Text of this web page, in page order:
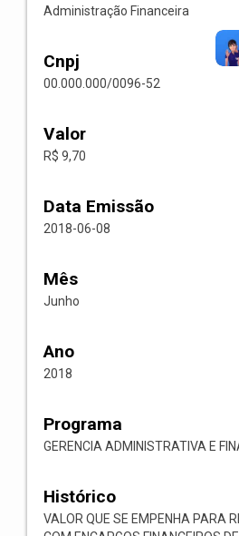
Administração Financeira
Cnpj
00.000.000/0096-52
Valor
R$ 9,70
Data Emissão
2018-06-08
Mês
Junho
Ano
2018
Programa
GERENCIA ADMINISTRATIVA E
Histórico
VALOR QUE SE EMPENHA PARA